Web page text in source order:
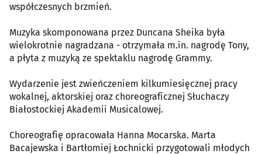
współczesnych brzmień.
Muzyka skomponowana przez Duncana Sheika była
wielokrotnie nagradzana - otrzymała m.in. nagrodę Tony,
a płyta z muzyką ze spektaklu nagrodę Grammy.
Wydarzenie jest zwieńczeniem kilkumiesięcznej pracy
wokalnej, aktorskiej oraz choreograficznej Słuchaczy
Białostockiej Akademii Musicalowej.
Choreografię opracowała Hanna Mocarska. Marta
Bacajewska i Bartłomiej Łochnicki przygotowali młodych